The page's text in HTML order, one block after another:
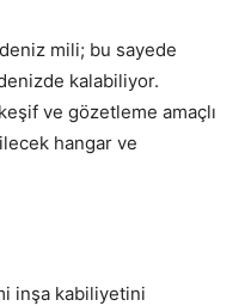
mili; bu sayede
kalabiliyor.
ve gözetleme amaçlı
hangar ve
inşa kabiliyetini